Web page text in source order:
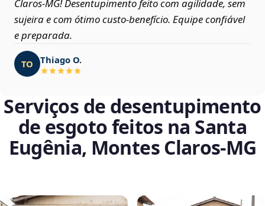
Claros‑MG! Desentupimento feito com agilidade, sem
sujeira e com ótimo custo-benefício. Equipe confiável
e preparada.
TO Thiago O.
Serviços de desentupimento
de esgoto feitos na Santa
Eugênia, Montes Claros‑MG